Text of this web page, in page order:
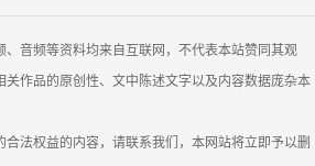
、音频等资料均来自互联网，不代表本站赞同其观
关作品的原创性、文中陈述文字以及内容数据庞杂本
法权益的内容，请联系我们，本网站将立即予以删